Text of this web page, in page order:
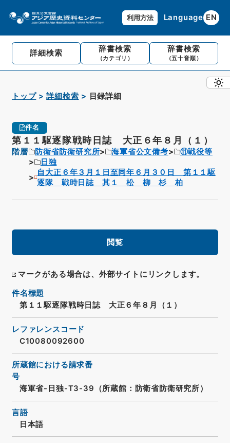
利用方法 Language EN
詳細検索 辞書検索
（カテゴリ）
辞書検索
（五十音順）
トップ 詳細検索 目録詳細
件名
第１１駆逐隊戦時日誌 大正６年８月（１）
階層 防衛省防衛研究所 海軍省公文備考
⑪戦役等
日独
自大正６年３月１日至同年６月３０日 第１１駆
逐隊 戦時日誌 其１ 松 柳 杉 柏
閲覧
マークがある場合は、外部サイトにリンクします。
件名標題
第１１駆逐隊戦時日誌 大正６年８月（１）
レファレンスコード
C10080092600
所蔵館における請求番
号
海軍省-日独-T3-39（所蔵館：防衛省防衛研究所）
言語
日本語